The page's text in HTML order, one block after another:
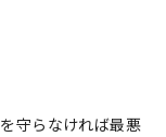
守らなければ最悪